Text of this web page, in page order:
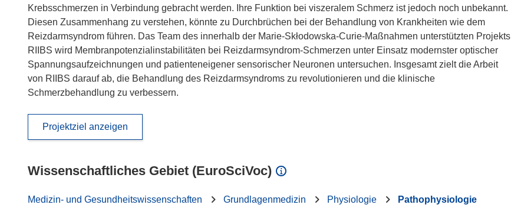
Krebsschmerzen in Verbindung gebracht werden. Ihre Funktion bei viszeralem Schmerz ist jedoch noch unbekannt.
Diesen Zusammenhang zu verstehen, könnte zu Durchbrüchen bei der Behandlung von Krankheiten wie dem
Reizdarmsyndrom führen. Das Team des innerhalb der Marie-Skłodowska-Curie-Maßnahmen unterstützten Projekts
RIIBS wird Membranpotenzialinstabilitäten bei Reizdarmsyndrom-Schmerzen unter Einsatz modernster optischer
Spannungsaufzeichnungen und patienteneigener sensorischer Neuronen untersuchen. Insgesamt zielt die Arbeit
von RIIBS darauf ab, die Behandlung des Reizdarmsyndroms zu revolutionieren und die klinische
Schmerzbehandlung zu verbessern.
Projektziel anzeigen
Wissenschaftliches Gebiet (EuroSciVoc)
Medizin- und Gesundheitswissenschaften Grundlagenmedizin Physiologie
Pathophysiologie